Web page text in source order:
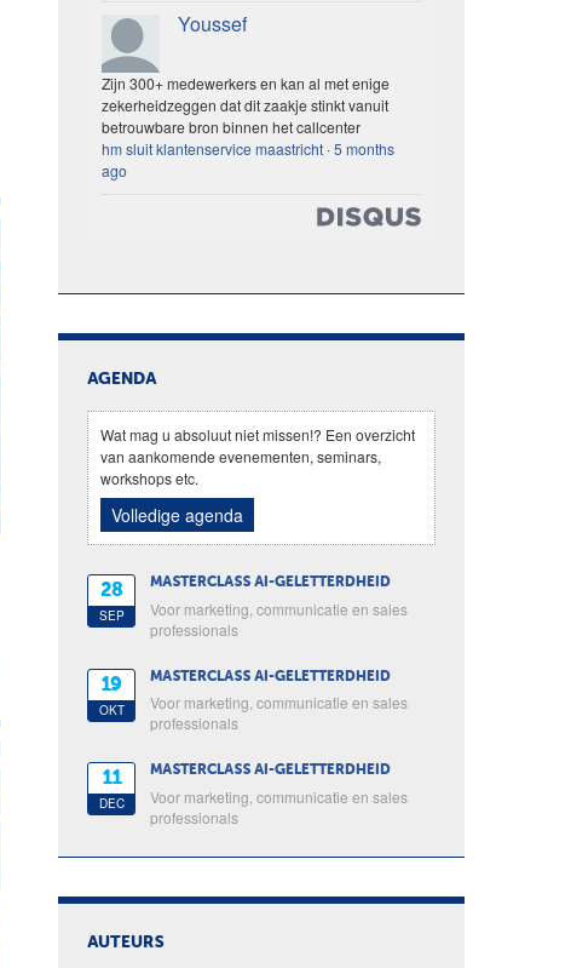
Youssef
Zijn 300+ medewerkers en kan al met enige
zekerheidzeggen dat dit zaakje stinkt vanuit
betrouwbare bron binnen het callcenter
hm sluit klantenservice maastricht ·5 months
ago
AGENDA
Wat mag u absoluut niet missen!? Een overzicht
van aankomende evenementen, seminars,
workshops etc.
Volledige agenda
28
SEP
MASTERCLASS AI-GELETTERDHEID
Voor marketing, communicatie en sales
professionals
19
OKT
MASTERCLASS AI-GELETTERDHEID
Voor marketing, communicatie en sales
professionals
11
DEC
MASTERCLASS AI-GELETTERDHEID
Voor marketing, communicatie en sales
professionals
AUTEURS